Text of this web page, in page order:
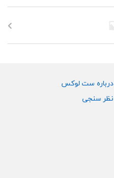
باشد.
ممکن
صفحه
انتخاب
درباره ست لوکس
نظر سنجی